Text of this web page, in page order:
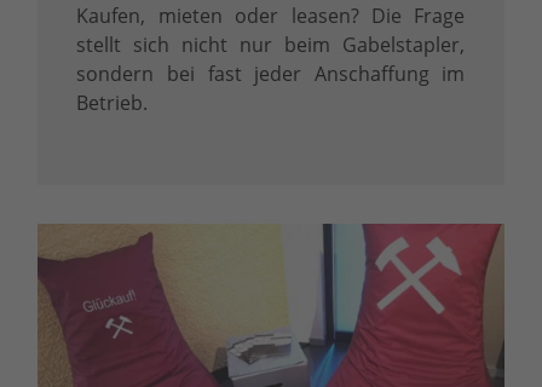
Kaufen, mieten oder leasen? Die Frage
stellt sich nicht nur beim Gabelstapler,
sondern bei fast jeder Anschaffung im
Betrieb.